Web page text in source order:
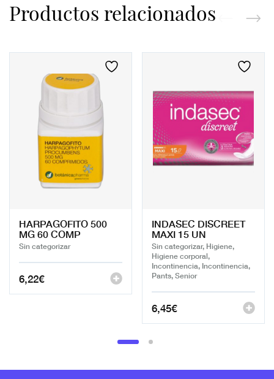
Productos relacionados
HARPAGOFITO 500
MG 60 COMP
Sin categorizar
6,22€
INDASEC DISCREET
MAXI 15 UN
Sin categorizar, Higiene,
Higiene corporal,
Incontinencia, Incontinencia,
Pants, Senior
6,45€